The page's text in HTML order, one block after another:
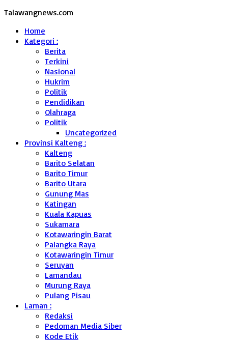
Talawangnews.com
Home
Kategori :
Berita
Terkini
Nasional
Hukrim
Politik
Pendidikan
Olahraga
Politik
Uncategorized
Provinsi Kalteng :
Kalteng
Barito Selatan
Barito Timur
Barito Utara
Gunung Mas
Katingan
Kuala Kapuas
Sukamara
Kotawaringin Barat
Palangka Raya
Kotawaringin Timur
Seruyan
Lamandau
Murung Raya
Pulang Pisau
Laman :
Redaksi
Pedoman Media Siber
Kode Etik